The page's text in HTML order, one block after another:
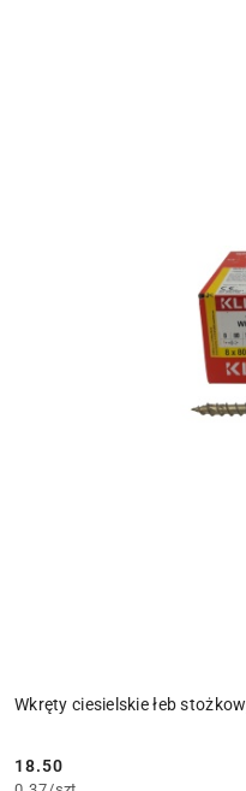
Wkręty ciesielskie łeb
Cena:
18.50